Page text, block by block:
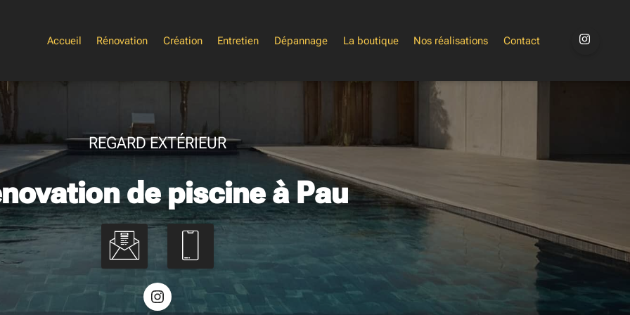
Accueil Rénovation Création Entretien Dépannage La boutique Nos réalisations Contact
REGARD EXTÉRIEUR
de piscine à Pau